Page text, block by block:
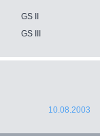
GS II
GS III
10.08.2003